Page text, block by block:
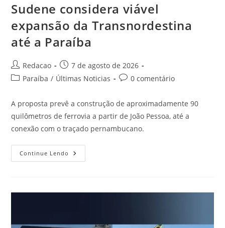
Sudene considera viável
expansão da Transnordestina
até a Paraíba
Redacao
7 de agosto de 2026
Paraíba / Últimas Noticias 0 comentário
A proposta prevê a construção de aproximadamente 90
quilômetros de ferrovia a partir de João Pessoa, até a
conexão com o traçado pernambucano.
Continue Lendo